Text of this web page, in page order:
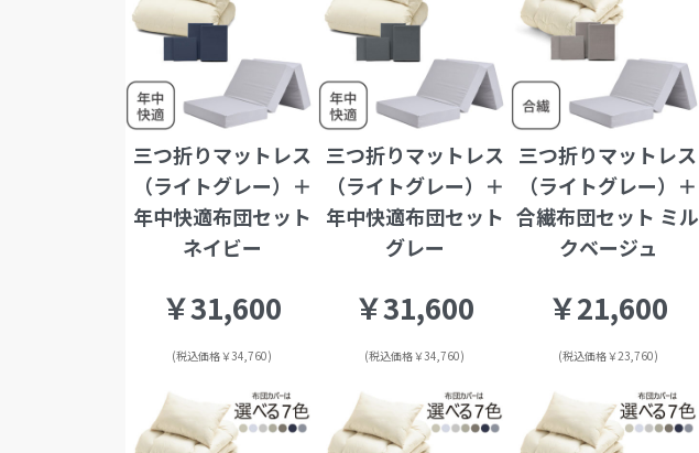
三つ折りマットレス
（ライトグレー）＋
年中快適布団セット
ネイビー
￥31,600
(税込価格￥34,760)
三つ折りマットレス
（ライトグレー）＋
年中快適布団セット
グレー
￥31,600
(税込価格￥34,760)
三つ折りマットレス
（ライトグレー）＋
合繊布団セット ミル
クベージュ
￥21,600
(税込価格￥23,760)